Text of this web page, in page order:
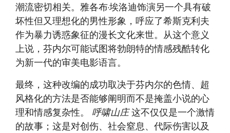
潮流密切相关。雅各布·埃洛迪饰演另一个具有破
坏性但又理想化的男性形象，呼应了希斯克利夫
作为暴力诱惑象征的漫长文化来世。从这个意义
上说，芬内尔可能试图将勃朗特的情感残酷转化
为新一代的审美电影语言。
最终，这种改编的成功取决于芬内尔的色情、超
风格化的方法是否能够阐明而不是掩盖小说的心
理和情感复杂性。 呼啸山庄这不仅仅是一个激情
的故事；这是对创伤、社会窒息、代际伤害以及